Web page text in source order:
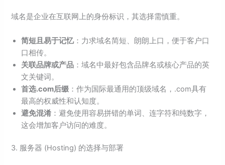
域名是企业在互联网上的身份标识，其选择需慎重。
简短且易于记忆：力求域名简短、朗朗上口，便于客户口
口相传。
关联品牌或产品 ：域名中最好包含品牌名或核心产品的英
文关键词。
首选.com后缀 ：作为国际最通用的顶级域名，.com具有
最高的权威性和认知度。
避免混淆 ：避免使用容易拼错的单词、连字符和纯数字，
这会增加客户访问的难度。
3. 服务器 (Hosting) 的选择与部署